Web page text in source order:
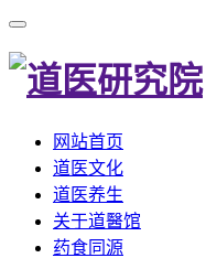
网站首页
道医文化
道医养生
关于道醫馆
药食同源